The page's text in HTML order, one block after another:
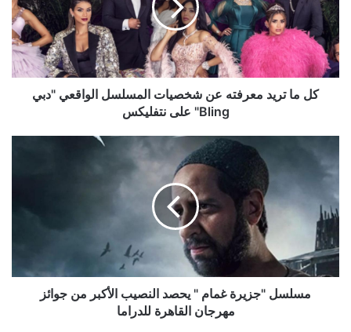
عن
شخصيات
المسلسل
الواقعي
"دبي
Bling"
كل ما تريد معرفته عن شخصيات المسلسل الواقعي "دبي
Bling" على نتفليكس
"جزيرة
غمام
"
يحصد
النصيب
الأكبر
من
جوائز
مهرجانمسلسل "جزيرة غمام " يحصد النصيب الأكبر من جوائز
مهرجان القاهرة للدراما